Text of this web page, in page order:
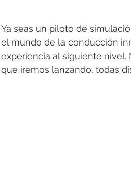
Ya seas un piloto de
el mundo de la conducción
experiencia al siguiente
que iremos lanzando, todas